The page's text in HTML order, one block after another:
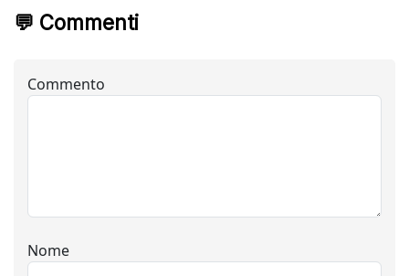
💬 Commenti